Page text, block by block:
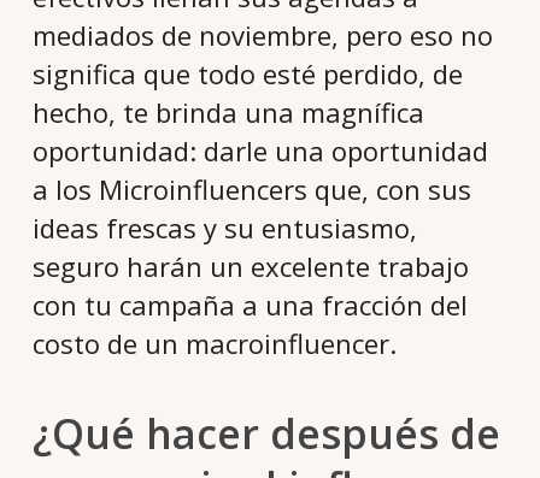
mediados de noviembre, pero eso no
significa que todo esté perdido, de
hecho, te brinda una magnífica
oportunidad: darle una oportunidad
a los Microinfluencers que, con sus
ideas frescas y su entusiasmo,
seguro harán un excelente trabajo
con tu campaña a una fracción del
costo de un macroinfluencer.
¿Qué hacer después de